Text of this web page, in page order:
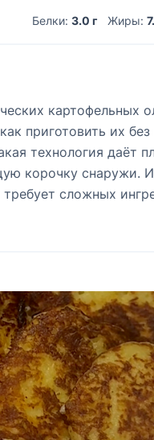
Белки: 3.0 г Жиры:
картофельных
приготовить их
технология даёт
корочку снаружи.
сложных